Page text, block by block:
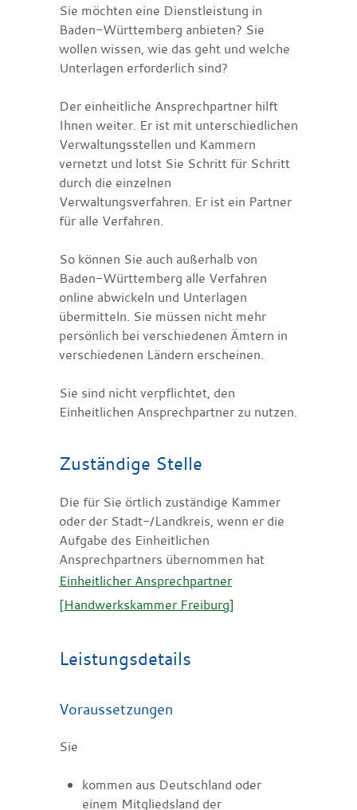
Sie möchten eine Dienstleistung in
Baden-Württemberg anbieten? Sie
wollen wissen, wie das geht und welche
Unterlagen erforderlich sind?
Der einheitliche Ansprechpartner hilft
Ihnen weiter. Er ist mit unterschiedlichen
Verwaltungsstellen und Kammern
vernetzt und lotst Sie Schritt für Schritt
durch die einzelnen
Verwaltungsverfahren. Er ist ein Partner
für alle Verfahren.
So können Sie auch außerhalb von
Baden-Württemberg alle Verfahren
online abwickeln und Unterlagen
übermitteln. Sie müssen nicht mehr
persönlich bei verschiedenen Ämtern in
verschiedenen Ländern erscheinen.
Sie sind nicht verpflichtet, den
Einheitlichen Ansprechpartner zu nutzen.
Zuständige Stelle
Die für Sie örtlich zuständige Kammer
oder der Stadt-/Landkreis, wenn er die
Aufgabe des Einheitlichen
Ansprechpartners übernommen hat
Einheitlicher Ansprechpartner
[Handwerkskammer Freiburg]
Leistungsdetails
Voraussetzungen
Sie
kommen aus Deutschland oder
einem Mitgliedsland der